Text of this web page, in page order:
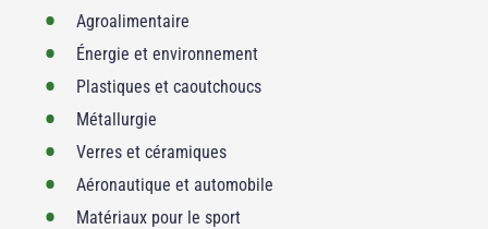
Agroalimentaire
Énergie et environnement
Plastiques et caoutchoucs
Métallurgie
Verres et céramiques
Aéronautique et automobile
Matériaux pour le sport